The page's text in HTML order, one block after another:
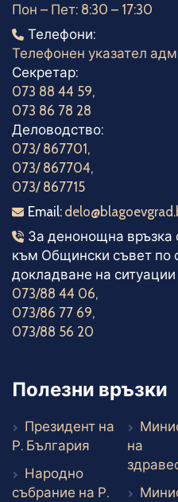
Пон – Пет: 8:30 – 17:30
Телефони
Телефони:
Телефонен указател
Секретар:
073 88 44 59,
073 86 78 28
Деловодство:
073/ 867701,
073/ 867704,
073/ 867715
Електронна поща
Email:
Телефони за денонощна
За денонощна връзка
към Общински съвет по
докладване на
073/88 44 06,
073/86 77 69,
073/88 56 20
Полезни връзки
Президент на
Р. България Външен линк
Народно
събрание на Р.
на
Външен